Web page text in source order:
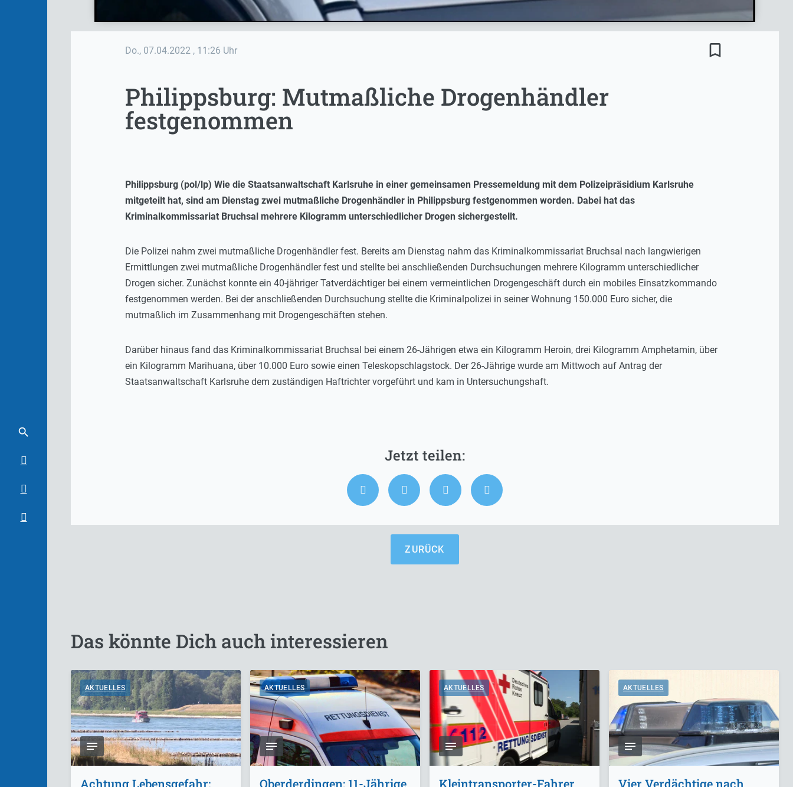
Do., 07.04.2022 , 11:26 Uhr bookmark_border
Philippsburg: Mutmaßliche Drogenhändler
festgenommen
Philippsburg (pol/lp) Wie die Staatsanwaltschaft Karlsruhe in einer gemeinsamen Pressemeldung mit dem Polizeipräsidium Karlsruhe
mitgeteilt hat, sind am Dienstag zwei mutmaßliche Drogenhändler in Philippsburg festgenommen worden. Dabei hat das
Kriminalkommissariat Bruchsal mehrere Kilogramm unterschiedlicher Drogen sichergestellt.
Die Polizei nahm zwei mutmaßliche Drogenhändler fest. Bereits am Dienstag nahm das Kriminalkommissariat Bruchsal nach langwierigen
Ermittlungen zwei mutmaßliche Drogenhändler fest und stellte bei anschließenden Durchsuchungen mehrere Kilogramm unterschiedlicher
Drogen sicher. Zunächst konnte ein 40-jähriger Tatverdächtiger bei einem vermeintlichen Drogengeschäft durch ein mobiles Einsatzkommando
festgenommen werden. Bei der anschließenden Durchsuchung stellte die Kriminalpolizei in seiner Wohnung 150.000 Euro sicher, die
mutmaßlich im Zusammenhang mit Drogengeschäften stehen.
Darüber hinaus fand das Kriminalkommissariat Bruchsal bei einem 26-Jährigen etwa ein Kilogramm Heroin, drei Kilogramm Amphetamin, über
ein Kilogramm Marihuana, über 10.000 Euro sowie einen Teleskopschlagstock. Der 26-Jährige wurde am Mittwoch auf Antrag der
Staatsanwaltschaft Karlsruhe dem zuständigen Haftrichter vorgeführt und kam in Untersuchungshaft.
ZURÜCK
Das könnte Dich auch interessieren
AKTUELLES
Achtung Lebensgefahr:
AKTUELLES
Oberderdingen: 11-Jährige
AKTUELLES
Kleintransporter-Fahrer
AKTUELLES
Vier Verdächtige nach